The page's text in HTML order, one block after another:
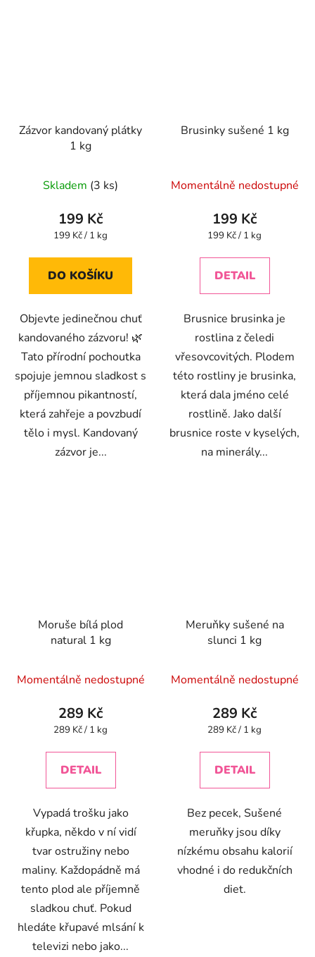
Zázvor kandovaný plátky
1 kg
Skladem (3 ks)
199 Kč
Měrná
199 Kč / 1 kg
DO KOŠÍKU
Objevte jedinečnou chuť
kandovaného zázvoru! 🌿
Tato přírodní pochoutka
spojuje jemnou sladkost s
příjemnou pikantností,
která zahřeje a povzbudí
tělo i mysl. Kandovaný
zázvor je...
Brusinky sušené 1 kg
hodnocení
produktu
je
z
Momentálně nedostupné
199 Kč
Měrná
199 Kč / 1 kg
DETAIL
Brusnice brusinka je
rostlina z čeledi
vřesovcovitých. Plodem
této rostliny je brusinka,
která dala jméno celé
rostlině. Jako další
brusnice roste v kyselých,
na minerály...
Moruše bílá plod
natural 1 kg
hodnocení
produktu
je
z
Momentálně nedostupné
289 Kč
Měrná
289 Kč / 1 kg
DETAIL
Vypadá trošku jako
křupka, někdo v ní vidí
tvar ostružiny nebo
maliny. Každopádně má
tento plod ale příjemně
sladkou chuť. Pokud
hledáte křupavé mlsání k
televizi nebo jako...
Meruňky sušené na
slunci 1 kg
hodnocení
produktu
je
z
Momentálně nedostupné
289 Kč
Měrná
289 Kč / 1 kg
DETAIL
Bez pecek, Sušené
meruňky jsou díky
nízkému obsahu kalorií
vhodné i do redukčních
diet.